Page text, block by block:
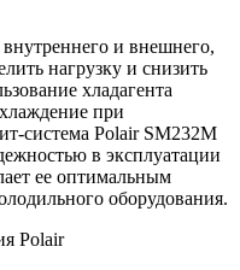
и внешнего,
нагрузку и снизить
хладагента
при
система Polair SM232M
в эксплуатации
ее оптимальным
оборудования.
Polair